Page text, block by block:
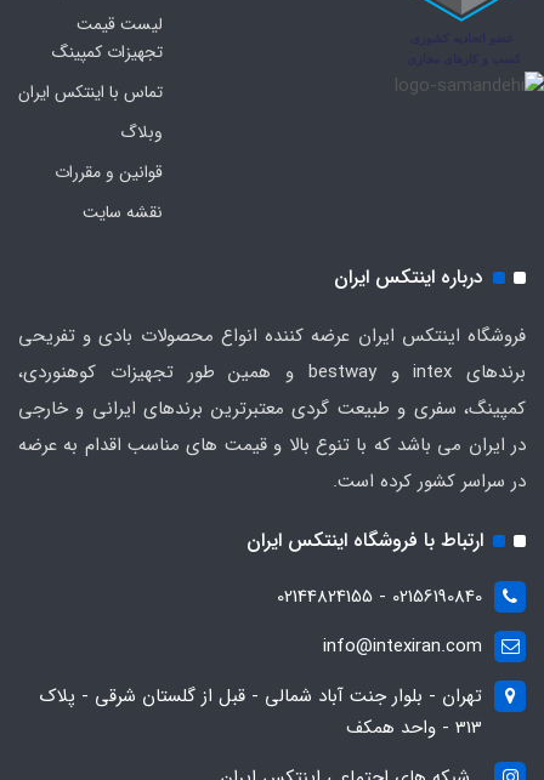
لیست قیمت
تجهیزات کمپینگ
تماس با اینتکس ایران
وبلاگ
قوانین و مقررات
نقشه سایت
درباره اینتکس ایران
فروشگاه اینتکس ایران عرضه کننده انواع محصولات بادی و تفریحی
برندهای intex و bestway و همین طور تجهیزات کوهنوردی،
کمپینگ، سفری و طبیعت گردی معتبرترین برندهای ایرانی و خارجی
در ایران می باشد که با تنوع بالا و قیمت های مناسب اقدام به عرضه
در سراسر کشور کرده است.
ارتباط با فروشگاه اینتکس ایران
02156190840 - 02144824155
info@intexiran.com
تهران - بلوار جنت آباد شمالی - قبل از گلستان شرقی - پلاک
313 - واحد همکف